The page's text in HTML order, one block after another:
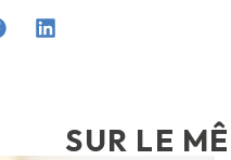
SUR LE